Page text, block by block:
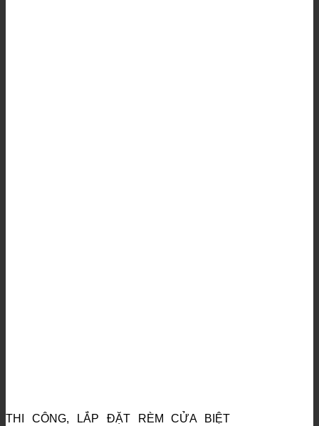
THI CÔNG, LẮP ĐẶT RÈM CỬA BIỆT